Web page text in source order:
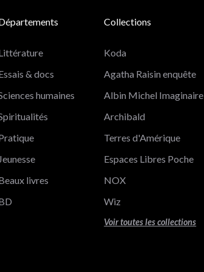
& docs
humaines
Jeunesse
livres
Collections
Koda
Agatha Raisin enquête
Albin Michel Imaginaire
Archibald
Terres d'Amérique
Espaces Libres Poche
NOX
Wiz
Voir toutes les collections